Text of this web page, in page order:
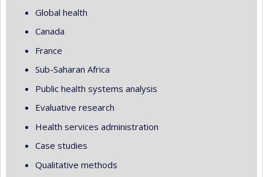
Global health
Canada
France
Sub-Saharan Africa
Public health systems analysis
Evaluative research
Health services administration
Case studies
Qualitative methods